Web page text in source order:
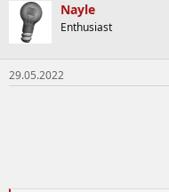
Nayle
Enthusiast
29.05.2022